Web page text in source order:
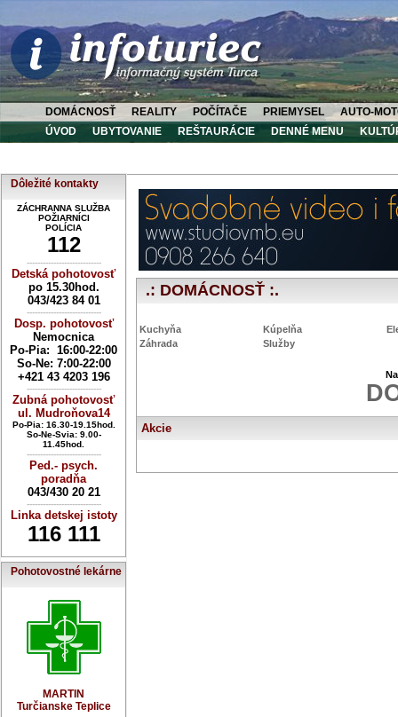
DOMÁCNOSŤ REALITY POČÍTAČE PRIEMYSEL
AUTO-
ÚVOD
UBYTOVANIE REŠTAURÁCIE DENNÉ MENU
Dôležité kontakty
ZÁCHRANNA SLUŽBA
POŽIARNÍCI
POLÍCIA
112
----------------------------
Detská pohotovosť
po 15.30hod.
043/423 84 01
----------------------------
Dosp. pohotovosť
Nemocnica
Po-Pia: 16:00-22:00
So-Ne: 7:00-22:00
+421 43 4203 196
----------------------------
Zubná pohotovosť
ul. Mudroňova14
Po-Pia: 16.30-19.15hod.
So-Ne-Svia: 9.00-
11.45hod.
----------------------------
Ped.- psych.
poradňa
043/430 20 21
----------------------------
Linka detskej istoty
116 111
Pohotovostné lekárne
MARTIN
Turčianske Teplice
.: DOMÁCNOSŤ :.
Kuchyňa Kúpelňa
Záhrada
Služby
Akcie